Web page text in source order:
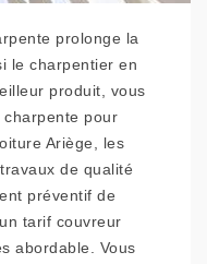
prolonge la
le charpentier en
produit, vous
charpente pour
Ariège, les
de qualité
préventif de
tarif couvreur
abordable. Vous